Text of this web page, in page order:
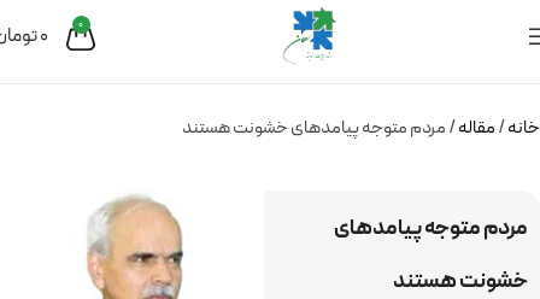
0
0
خانه مقاله مردم متوجه پیامدهای خشونت هستند
مردم متوجه پیامدهای
خشونت هستند